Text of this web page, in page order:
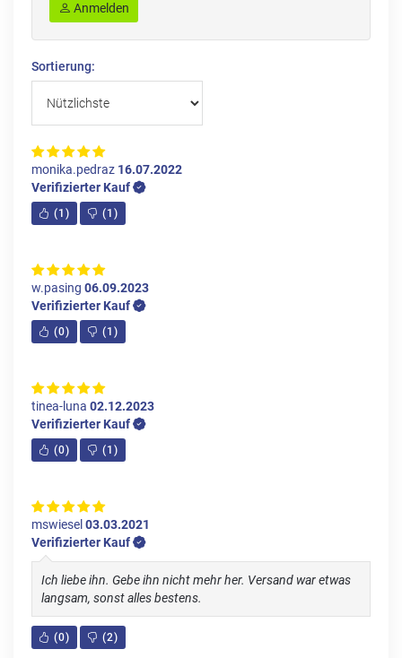
Anmelden
Sortierung:
monika.pedraz 16.07.2022
Verifizierter Kauf
(1 ) (1 )
w.pasing 06.09.2023
Verifizierter Kauf
(0) (1 )
tinea-luna 02.12.2023
Verifizierter Kauf
(0) (1 )
mswiesel 03.03.2021
Verifizierter Kauf
Ich liebe ihn. Gebe ihn nicht mehr her. Versand war etwas
langsam, sonst alles bestens.
(0) (2)